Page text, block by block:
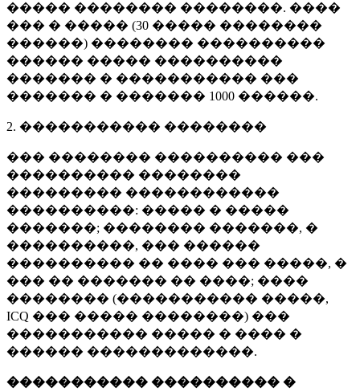
����� �������� ��������. ����
��� � ����� (30 ����� ��������
������) �������� ����������
������ ����� ����������
������� � ����������� ���
������� � ������� 1000 ������.
2. ����������� ��������
��� �������� ���������� ���
���������� ��������
��������� ������������
����������: ����� � �����
�������; �������� �������, �
����������, ��� ������
���������� �� ���� ��� �����, �
��� �� ������� �� ����; ����
�������� (����������� �����,
ICQ ��� ����� ��������) ���
����������� ����� � ���� �
������ �������������.
����������� ���������� �